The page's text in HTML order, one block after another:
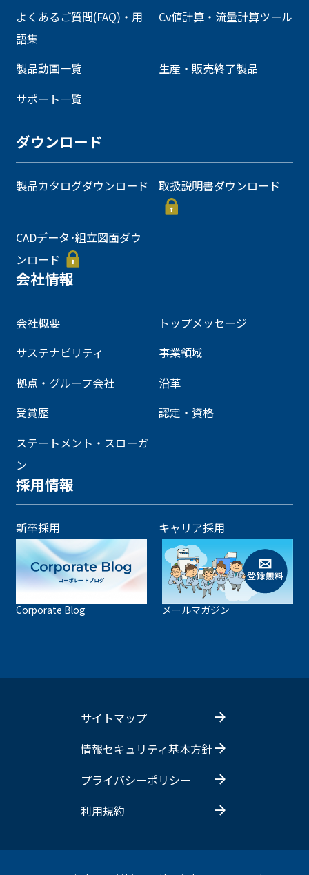
よくあるご質問(FAQ)・用
語集
Cv値計算・流量計算ツール
製品動画一覧
生産・販売終了製品
サポート一覧
ダウンロード
製品カタログダウンロード 取扱説明書ダウンロード
CADデータ･組立図面ダウ
ンロード
会社情報
会社概要
トップメッセージ
サステナビリティ
事業領域
拠点・グループ会社
沿革
受賞歴
認定・資格
ステートメント・スローガ
ン
採用情報
新卒採用 キャリア採用
Corporate Blog メールマガジン
サイトマップ
情報セキュリティ基本方針
プライバシーポリシー
利用規約